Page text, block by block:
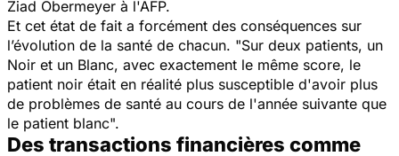
Ziad Obermeyer à l'AFP.
Et cet état de fait a forcément des conséquences sur
l’évolution de la santé de chacun. "Sur deux patients, un
Noir et un Blanc, avec exactement le même score, le
patient noir était en réalité plus susceptible d'avoir plus
de problèmes de santé au cours de l'année suivante que
le patient blanc".
Des transactions financières comme